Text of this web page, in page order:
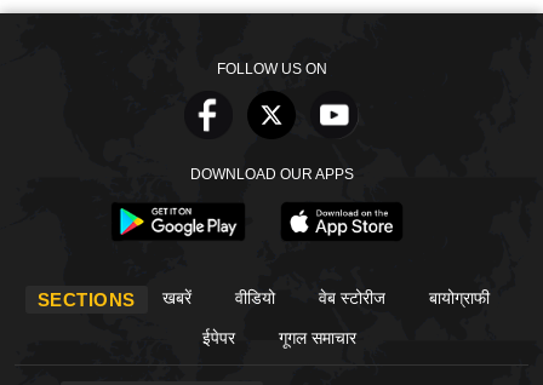
FOLLOW US ON
DOWNLOAD OUR APPS
SECTIONS खबरें वीडियो वेब स्टोरीज बायोग्राफी
ईपेपर गूगल समाचार